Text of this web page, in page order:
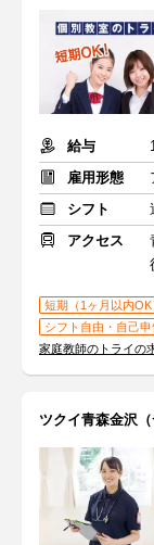
給与
雇用形態
シフト
アクセス
短期（1ヶ月以内OK
シフト自由・自己申
家庭教師のトライの
ツクイ青森金沢（